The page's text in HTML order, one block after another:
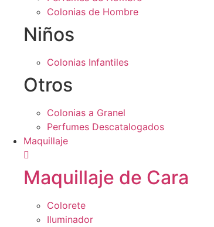
Colonias de Hombre
Niños
Colonias Infantiles
Otros
Colonias a Granel
Perfumes Descatalogados
Maquillaje
Maquillaje de Cara
Colorete
Iluminador